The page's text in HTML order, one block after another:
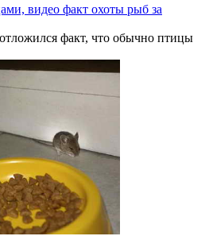
видео факт охоты рыб за
факт, что обычно птицы